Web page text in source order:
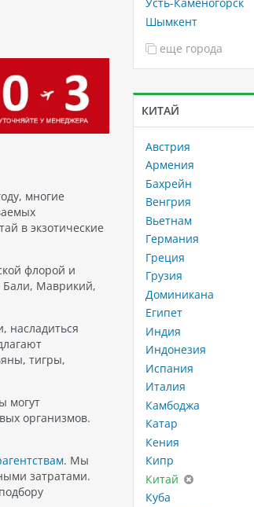
многие
в экзотические
флорой и
Маврикий,
насладиться
тигры,
могут
организмов.
. Мы
затратами.
Шымкент
еще города
КИТАЙ
Австрия
Армения
Бахрейн
Венгрия
Вьетнам
Германия
Греция
Грузия
Доминикана
Египет
Индия
Индонезия
Испания
Италия
Камбоджа
Катар
Кения
Кипр
Китай
Куба